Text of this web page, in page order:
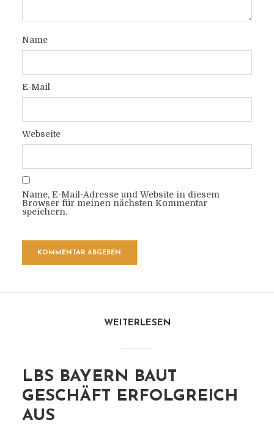
Name
E-Mail
Webseite
Name, E-Mail-Adresse und Website in diesem
Browser für meinen nächsten Kommentar
speichern.
WEITERLESEN
LBS BAYERN BAUT
GESCHÄFT ERFOLGREICH
AUS